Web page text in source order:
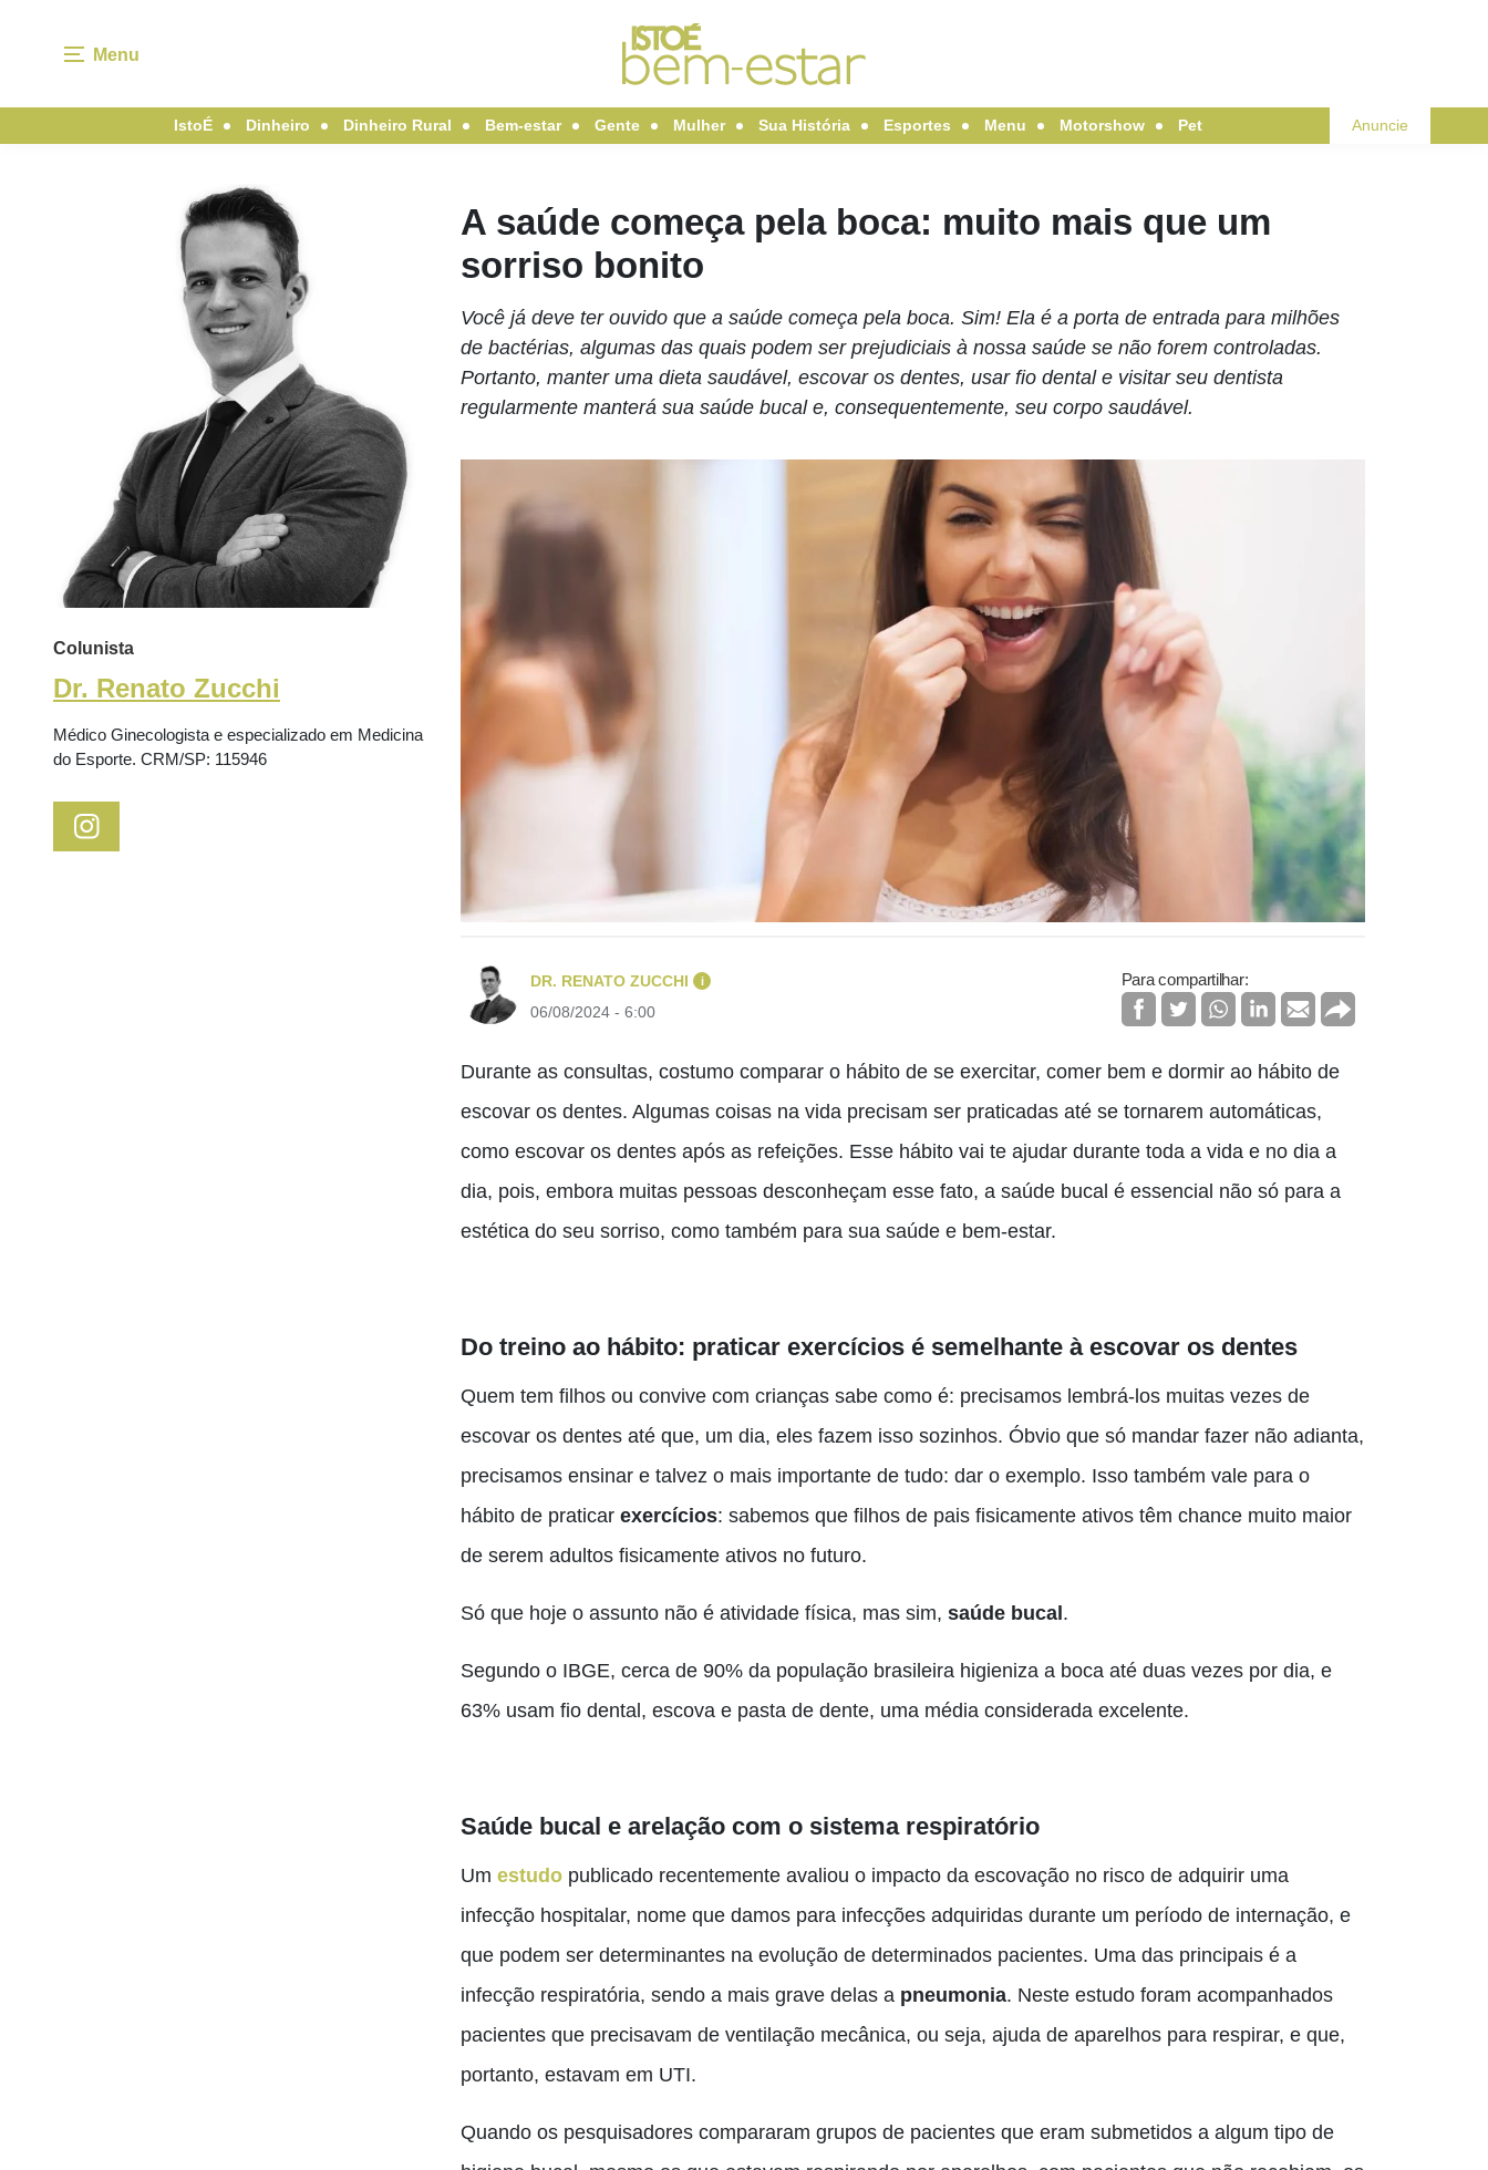
Menu
IstoÉ Dinheiro Dinheiro Rural Bem-estar Gente Mulher Sua História Esportes Menu Motorshow Pet Anuncie
Colunista
Dr. Renato Zucchi
Médico Ginecologista e especializado em Medicina
do Esporte. CRM/SP: 115946
A saúde começa pela boca: muito mais que um
sorriso bonito
Você já deve ter ouvido que a saúde começa pela boca. Sim! Ela é a porta de entrada para milhões
de bactérias, algumas das quais podem ser prejudiciais à nossa saúde se não forem controladas.
Portanto, manter uma dieta saudável, escovar os dentes, usar fio dental e visitar seu dentista
regularmente manterá sua saúde bucal e, consequentemente, seu corpo saudável.
DR. RENATO ZUCCHI i
06/08/2024 - 6:00
Para compartilhar:
Durante as consultas, costumo comparar o hábito de se exercitar, comer bem e dormir ao hábito de
escovar os dentes. Algumas coisas na vida precisam ser praticadas até se tornarem automáticas,
como escovar os dentes após as refeições. Esse hábito vai te ajudar durante toda a vida e no dia a
dia, pois, embora muitas pessoas desconheçam esse fato, a saúde bucal é essencial não só para a
estética do seu sorriso, como também para sua saúde e bem-estar.
Do treino ao hábito: praticar exercícios é semelhante à escovar os dentes
Quem tem filhos ou convive com crianças sabe como é: precisamos lembrá-los muitas vezes de
escovar os dentes até que, um dia, eles fazem isso sozinhos. Óbvio que só mandar fazer não adianta,
precisamos ensinar e talvez o mais importante de tudo: dar o exemplo. Isso também vale para o
hábito de praticar exercícios: sabemos que filhos de pais fisicamente ativos têm chance muito maior
de serem adultos fisicamente ativos no futuro.
Só que hoje o assunto não é atividade física, mas sim, saúde bucal .
Segundo o IBGE, cerca de 90% da população brasileira higieniza a boca até duas vezes por dia, e
63% usam fio dental, escova e pasta de dente, uma média considerada excelente.
Saúde bucal e arelação com o sistema respiratório
Um estudo publicado recentemente avaliou o impacto da escovação no risco de adquirir uma
infecção hospitalar, nome que damos para infecções adquiridas durante um período de internação, e
que podem ser determinantes na evolução de determinados pacientes. Uma das principais é a
infecção respiratória, sendo a mais grave delas a pneumonia. Neste estudo foram acompanhados
pacientes que precisavam de ventilação mecânica, ou seja, ajuda de aparelhos para respirar, e que,
portanto, estavam em UTI.
Quando os pesquisadores compararam grupos de pacientes que eram submetidos a algum tipo de